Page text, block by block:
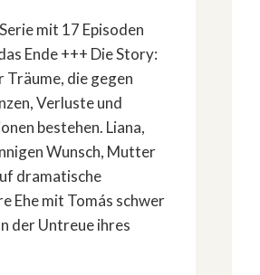
mit 17 Episoden
Ende +++ Die Story:
Träume, die gegen
Verluste und
bestehen. Liana,
Wunsch, Mutter
dramatische
Ehe mit Tomás schwer
der Untreue ihres